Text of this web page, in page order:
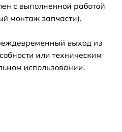
с выполненной работой
монтаж запчасти).
выход из
или техническим
использовании.